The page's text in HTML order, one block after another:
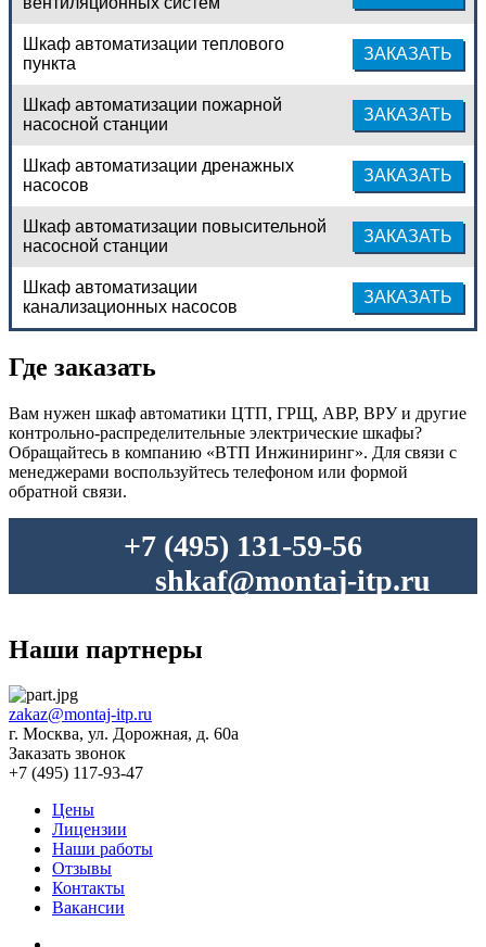
Шкаф автоматизации теплового
пункта
ЗАКАЗАТЬ
Шкаф автоматизации пожарной
насосной станции
ЗАКАЗАТЬ
Шкаф автоматизации дренажных
насосов
ЗАКАЗАТЬ
Шкаф автоматизации повысительной
насосной станции
ЗАКАЗАТЬ
Шкаф автоматизации
канализационных насосов
ЗАКАЗАТЬ
Где заказать
Вам нужен шкаф автоматики ЦТП, ГРЩ, АВР, ВРУ и другие
контрольно-распределительные электрические шкафы?
Обращайтесь в компанию «ВТП Инжиниринг». Для связи с
менеджерами воспользуйтесь телефоном или формой
обратной связи.
+7 (495) 131-59-56
shkaf@montaj-itp.ru
Наши партнеры
zakaz@montaj-itp.ru
г. Москва, ул. Дорожная, д. 60a
Заказать звонок
+7 (495) 117-93-47
Цены
Лицензии
Наши работы
Отзывы
Контакты
Вакансии